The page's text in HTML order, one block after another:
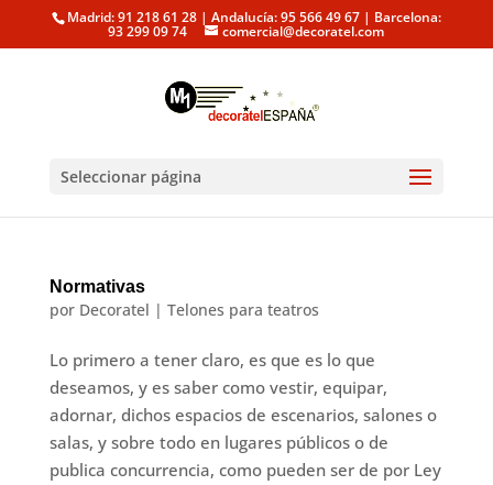
Madrid: 91 218 61 28 | Andalucía: 95 566 49 67 | Barcelona:
93 299 09 74 comercial@decoratel.com
Seleccionar página
Normativas
por Decoratel | Telones para teatros
Lo primero a tener claro, es que es lo que
deseamos, y es saber como vestir, equipar,
adornar, dichos espacios de escenarios, salones o
salas, y sobre todo en lugares públicos o de
publica concurrencia, como pueden ser de por Ley